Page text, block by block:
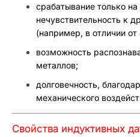
срабатывание только
нечувствительность к
(например, в отличии
возможность
металлов;
долговечность,
механического
Свойства индуктивных